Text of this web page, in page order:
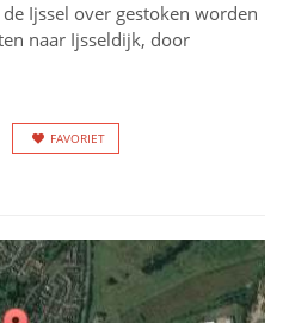
Ijssel over gestoken worden
naar Ijsseldijk, door
FAVORIET